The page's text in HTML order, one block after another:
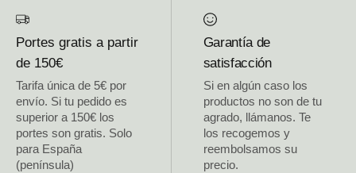
Portes gratis a partir
de 150€
Tarifa única de 5€ por
envío. Si tu pedido es
superior a 150€ los
portes son gratis. Solo
para España
(península)
Garantía de
satisfacción
Si en algún caso los
productos no son de tu
agrado, llámanos. Te
los recogemos y
reembolsamos su
precio.